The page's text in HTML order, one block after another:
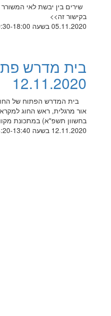
בקישור זה>>
05.11.2020 בשעה 19:30-18:00
בית מדרש
12.11.2020
בית המדרש הפתוח של
בחשוון תשפ"א) במתכונת
12.11.2020 בשעה 14:20-13:40